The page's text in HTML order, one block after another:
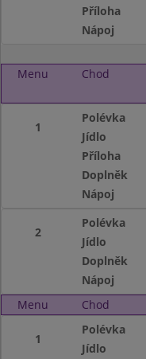
Příloha
Nápoj
Menu Chod
1
Polévka
Jídlo
Příloha
Doplněk
Nápoj
2
Polévka
Jídlo
Doplněk
Nápoj
Menu
Chod
1
Polévka
Jídlo